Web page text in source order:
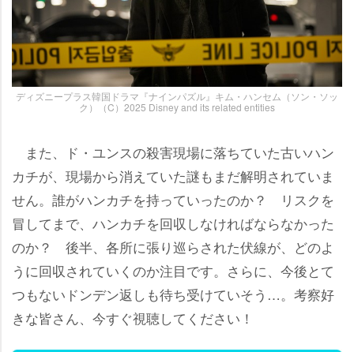
ディズニープラス韓国ドラマ『ナインパズル』キム・ハンセム（ソン・ソッ
ク）（C）2025 Disney and its related entities
また、ド・ユンスの殺害現場に落ちていた古いハン
カチが、現場から消えていた謎もまだ解明されていま
せん。誰がハンカチを持っていったのか？ リスクを
冒してまで、ハンカチを回収しなければならなかった
のか？ 後半、各所に張り巡らされた伏線が、どのよ
うに回収されていくのか注目です。さらに、今後とて
つもないドンデン返しも待ち受けていそう…。考察好
きな皆さん、今すぐ視聴してください！